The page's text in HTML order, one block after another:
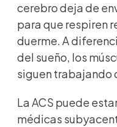
cerebro deja de
para que respiren
duerme. A
del sueño, los
siguen trabajando
La ACS puede
médicas